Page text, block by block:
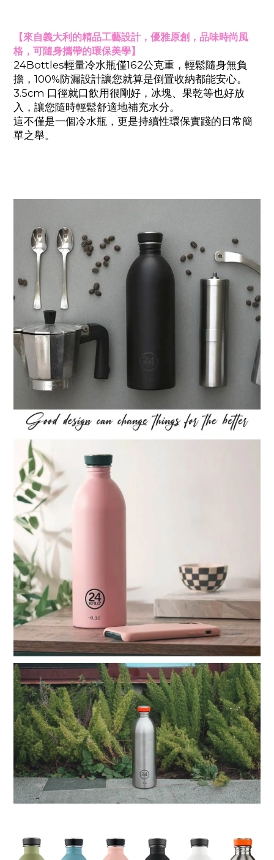
【來自義大利的精品工藝設計，優雅原創，品味時尚風
格，可隨身攜帶的環保美學】
24Bottles輕量冷水瓶僅162公克重，輕鬆隨身無負
擔，100%防漏設計讓您就算是倒置收納都能安心。
3.5cm 口徑就口飲用很剛好，冰塊、果乾等也好放
入，讓您隨時輕鬆舒適地補充水分。
這不僅是一個冷水瓶，更是持續性環保實踐的日常簡
單之舉。